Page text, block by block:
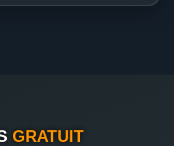
GRATUIT